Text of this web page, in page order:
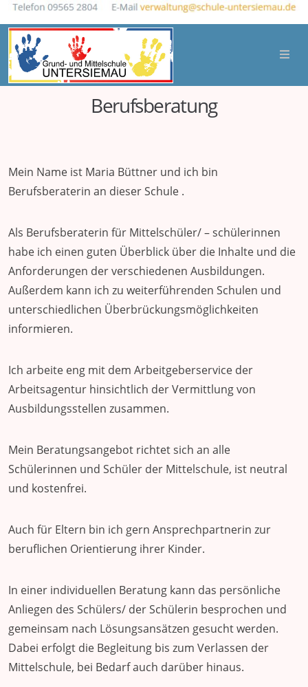
Berufsberatung
Mein Name ist Maria Büttner und ich bin
Berufsberaterin an dieser Schule .
Als Berufsberaterin für Mittelschüler/ – schülerinnen
habe ich einen guten Überblick über die Inhalte und die
Anforderungen der verschiedenen Ausbildungen.
Außerdem kann ich zu weiterführenden Schulen und
unterschiedlichen Überbrückungsmöglichkeiten
informieren.
Ich arbeite eng mit dem Arbeitgeberservice der
Arbeitsagentur hinsichtlich der Vermittlung von
Ausbildungsstellen zusammen.
Mein Beratungsangebot richtet sich an alle
Schülerinnen und Schüler der Mittelschule, ist neutral
und kostenfrei.
Auch für Eltern bin ich gern Ansprechpartnerin zur
beruflichen Orientierung ihrer Kinder.
In einer individuellen Beratung kann das persönliche
Anliegen des Schülers/ der Schülerin besprochen und
gemeinsam nach Lösungsansätzen gesucht werden.
Dabei erfolgt die Begleitung bis zum Verlassen der
Mittelschule, bei Bedarf auch darüber hinaus.